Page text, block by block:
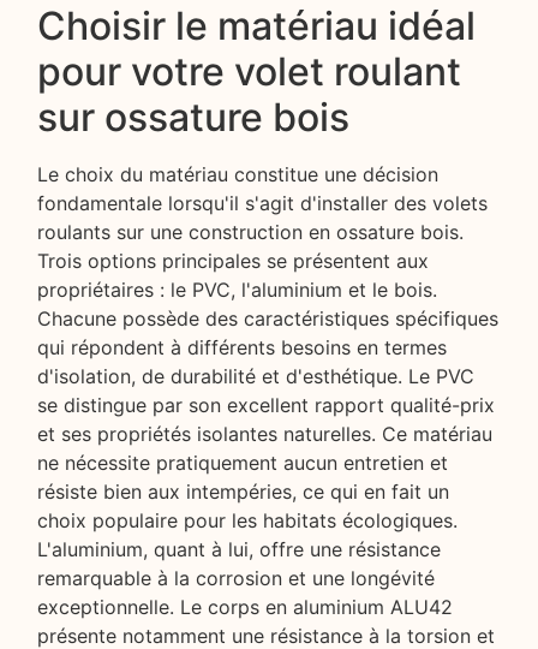
Choisir le matériau idéal
pour votre volet roulant
sur ossature bois
Le choix du matériau constitue une décision
fondamentale lorsqu'il s'agit d'installer des volets
roulants sur une construction en ossature bois.
Trois options principales se présentent aux
propriétaires : le PVC, l'aluminium et le bois.
Chacune possède des caractéristiques spécifiques
qui répondent à différents besoins en termes
d'isolation, de durabilité et d'esthétique. Le PVC
se distingue par son excellent rapport qualité-prix
et ses propriétés isolantes naturelles. Ce matériau
ne nécessite pratiquement aucun entretien et
résiste bien aux intempéries, ce qui en fait un
choix populaire pour les habitats écologiques.
L'aluminium, quant à lui, offre une résistance
remarquable à la corrosion et une longévité
exceptionnelle. Le corps en aluminium ALU42
présente notamment une résistance à la torsion et